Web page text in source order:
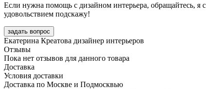
Если нужна помощь с дизайном интерьера, обращайтесь, я с
удовольствием подскажу!
задать вопрос
Екатерина Креатова дизайнер интерьеров
Отзывы
Пока нет отзывов для данного товара
Доставка
Условия доставки
Доставка по Москве и Подмосквью